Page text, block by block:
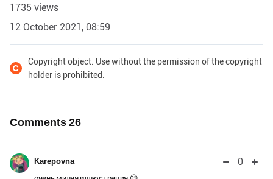
1735 views
12 October 2021, 08:59
Copyright object. Use without the permission of the copyright
holder is prohibited.
Comments26
Karepovna 0